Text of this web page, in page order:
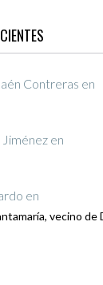
Contreras en
en
en
vecino de